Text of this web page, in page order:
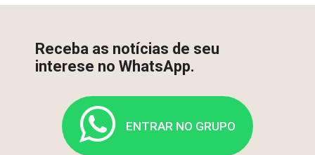
Receba as notícias de seu
interese no WhatsApp.
ENTRAR NO GRUPO